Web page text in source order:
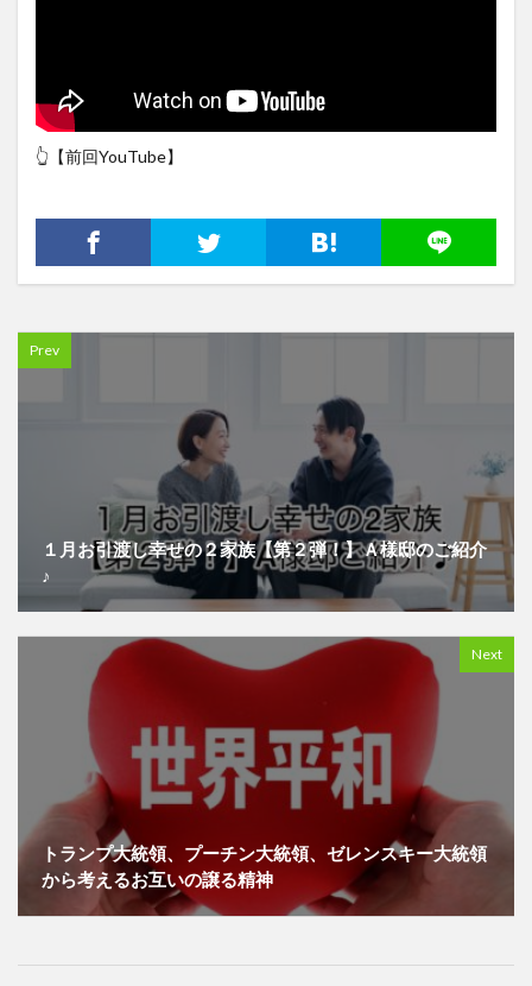
👆【前回YouTube】
Prev
１月お引渡し幸せの２家族【第２弾！】Ａ様邸のご紹介
♪
Next
トランプ大統領、プーチン大統領、ゼレンスキー大統領
から考えるお互いの譲る精神